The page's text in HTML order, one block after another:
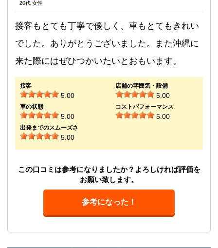
20代 女性
接客もとても丁寧で優しく、車もとてもきれい
でした。ありがとうございました。また沖縄に
来た際にはぜひつかいたいとおもいます。
接客
5.00
店舗の雰囲気・設備
5.00
車の状態
5.00
コストパフォーマンス
5.00
出発までのスムーズさ
5.00
この口コミは参考になりましたか？よろしければ評価を
お願い致します。
参考になった！